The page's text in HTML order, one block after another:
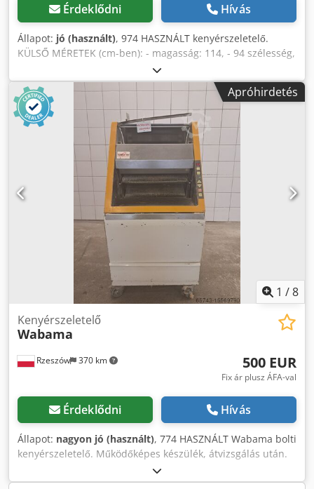
Érdeklődni Hívás
Állapot: jó (használt), 974 HASZNÁLT kenyérszeletelő.
KÜLSŐ MÉRETEK (cm-ben): - magasság: 114, - 94 szélesség,
- hossza 60. Csdpfjvmzkfsx Ah Usrf Fizetős lehetőségek:
szállítás. A megadott ár nettó ár. BESZÉLÜNK ANGOL,
NÉMET, FRANCIA, OROSZ, UKRÁN nyelven. A készülék
készen áll a megtekintésre raktárunkban (36-068 Bachórz,
Lengyelország).
Apróhirdetés
1 /8
Rzeszów 370 km
Kenyérszeletelő
Wabama
500 EUR
Fix ár plusz ÁFA-val
Érdeklődni Hívás
Állapot: nagyon jó (használt), 774 HASZNÁLT Wabama bolti
kenyérszeletelő. Működőképes készülék, átvizsgálás után.
Credpfx Ahjr Nf N Ts Ujf MŰSZAKI ADATOK: - tápegység
230V - szeletvastagság 9 mm KÜLSŐ MÉRETEK (cm-ben): -